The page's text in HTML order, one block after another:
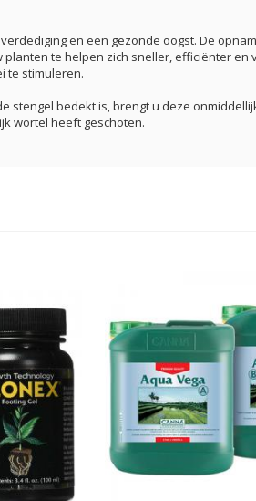
en een gezonde oogst. De
te helpen zich sneller, efficiënter en
te stimuleren.
stengel bedekt is, brengt u deze
wortel heeft geschoten.